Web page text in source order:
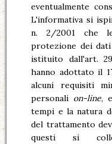
eventualmente
L'informativa si
n. 2/2001 che
protezione dei
istituito dall'art.
hanno adottato il
alcuni requisiti
personali on-line,
tempi e la natura
del trattamento
questi si